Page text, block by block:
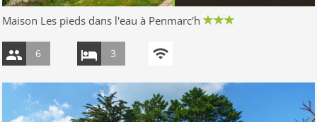
Maison Les pieds dans l'eau à Penmarc'h
6 3